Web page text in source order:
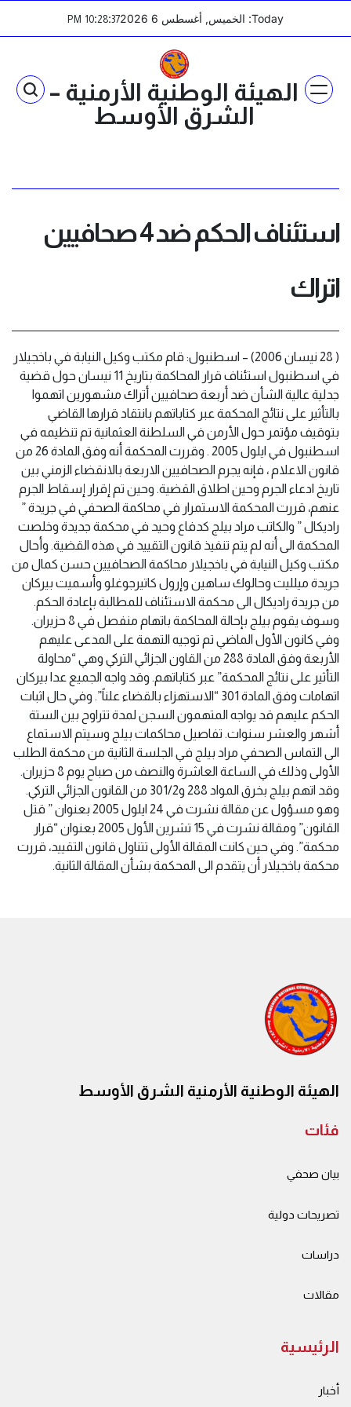
Today: الخميس, أغسطس 6 2026 10:28:37
PM
الهيئة الوطنية الأرمنية –
الشرق الأوسط
استئناف الحكم ضد 4 صحافيين
اتراك
( 28 نيسان 2006) – اسطنبول: قام مكتب وكيل النيابة في باخجيلار
في اسطنبول استئناف قرار المحاكمة بتاريخ 11 نيسان حول قضية
جدلية عالية الشأن ضد أربعة صحافيين أتراك مشهورين اتهموا
بالتأثير على نتائج المحكمة عبر كتاباتهم بانتقاد قرارها القاضي
بتوقيف مؤتمر حول الأرمن في السلطنة العثمانية تم تنظيمه في
اسطنبول في ايلول 2005 . وقررت المحكمة أنه وفق المادة 26 من
قانون الاعلام ، فإنه يجرم الصحافيين الاربعة بالانقضاء الزمني بين
تاريخ ادعاء الجرم وحين اطلاق القضية. وحين تم إقرار إسقاط الجرم
عنهم، قررت المحكمة الاستمرار في محاكمة الصحفي في جريدة ”
راديكال ” والكاتب مراد بيلج كدفاع وحيد في محكمة جديدة وخلصت
المحكمة الى أنه لم يتم تنفيذ قانون التقييد في هذه القضية. وأحال
مكتب وكيل النيابة في باخجيلار محاكمة الصحافيين حسن كمال من
جريدة ميلليت وحالوك ساهين وإرول كاتيرجوغلو وأسميت بيركان
من جريدة راديكال الى محكمة الاستئناف للمطالبة بإعادة الحكم.
وسوف يقوم بيلج بإحالة المحاكمة باتهام منفصل في 8 حزيران.
وفي كانون الأول الماضي تم توجيه التهمة على المدعى عليهم
الأربعة وفق المادة 288 من القاون الجزائي التركي وهي “محاولة
التأثير على نتائج المحكمة” عبر كتاباتهم. وقد واجه الجميع عدا بيركان
اتهامات وفق المادة 301 “الاستهزاء بالقضاء علناً”. وفي حال اثبات
الحكم عليهم قد يواجه المتهمون السجن لمدة تتراوح بين الستة
أشهر والعشر سنوات. تفاصيل محاكمات بيلج وسيتم الاستماع
الى التماس الصحفي مراد بيلج في الجلسة الثانية من محكمة الطلب
الأولى وذلك في الساعة العاشرة والنصف من صباح يوم 8 حزيران.
وقد اتهم بيلج بخرق المواد 288 و301/2 من القانون الجزائي التركي.
وهو مسؤول عن مقالة نشرت في 24 ايلول 2005 بعنوان ” قتل
القانون” ومقالة نشرت في 15 تشرين الأول 2005 بعنوان “قرار
محكمة”. وفي حين كانت المقالة الأولى تتناول قانون التقييد، قررت
محكمة باخجيلار أن يتقدم الى المحكمة بشأن المقالة الثانية.
الهيئة الوطنية الأرمنية الشرق الأوسط
فئات
بيان صحفي
تصريحات دولية
دراسات
مقالات
الرئيسية
أخبار